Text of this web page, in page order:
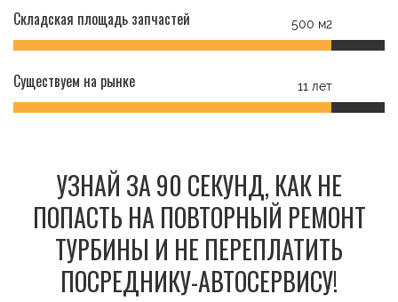
Складская площадь запчастей 500 м2
Существуем на рынке 11 лет
УЗНАЙ ЗА 90 СЕКУНД, КАК НЕ
ПОПАСТЬ НА ПОВТОРНЫЙ РЕМОНТ
ТУРБИНЫ И НЕ ПЕРЕПЛАТИТЬ
ПОСРЕДНИКУ-АВТОСЕРВИСУ!